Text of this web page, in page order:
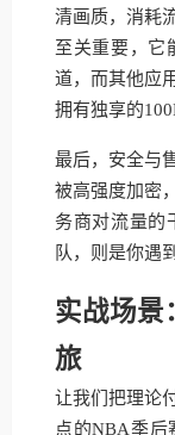
清画质，消耗
至关重要，它
道，而其他应
拥有独享的
最后，安全与
被高强度加密
务商对流量的
队，则是你遇
实战场景
旅
让我们把理论
点的NBA季后